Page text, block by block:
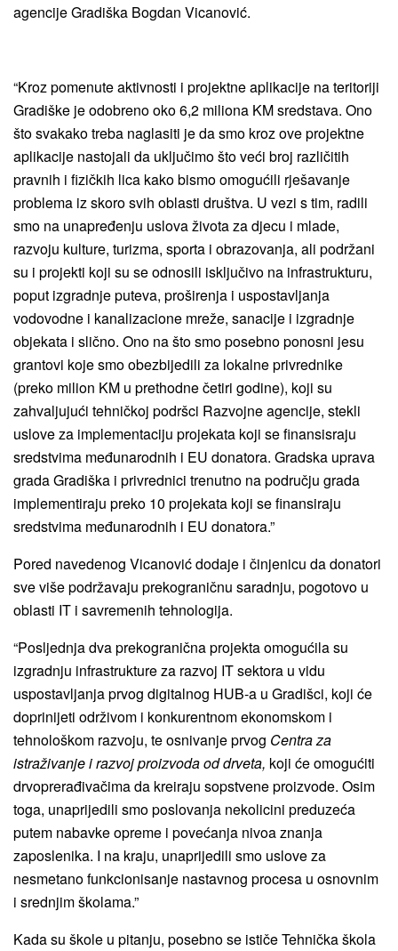
agencije Gradiška Bogdan Vicanović.
“Kroz pomenute aktivnosti i projektne aplikacije na teritoriji
Gradiške je odobreno oko 6,2 miliona KM sredstava. Ono
što svakako treba naglasiti je da smo kroz ove projektne
aplikacije nastojali da uključimo što veći broj različitih
pravnih i fizičkih lica kako bismo omogućili rješavanje
problema iz skoro svih oblasti društva. U vezi s tim, radili
smo na unapređenju uslova života za djecu i mlade,
razvoju kulture, turizma, sporta i obrazovanja, ali podržani
su i projekti koji su se odnosili isključivo na infrastrukturu,
poput izgradnje puteva, proširenja i uspostavljanja
vodovodne i kanalizacione mreže, sanacije i izgradnje
objekata i slično. Ono na što smo posebno ponosni jesu
grantovi koje smo obezbijedili za lokalne privrednike
(preko milion KM u prethodne četiri godine), koji su
zahvaljujući tehničkoj podršci Razvojne agencije, stekli
uslove za implementaciju projekata koji se finansisraju
sredstvima međunarodnih i EU donatora. Gradska uprava
grada Gradiška i privrednici trenutno na području grada
implementiraju preko 10 projekata koji se finansiraju
sredstvima međunarodnih i EU donatora.”
Pored navedenog Vicanović dodaje i činjenicu da donatori
sve više podržavaju prekograničnu saradnju, pogotovo u
oblasti IT i savremenih tehnologija.
“Posljednja dva prekogranična projekta omogućila su
izgradnju infrastrukture za razvoj IT sektora u vidu
uspostavljanja prvog digitalnog HUB-a u Gradišci, koji će
doprinijeti održivom i konkurentnom ekonomskom i
tehnološkom razvoju, te osnivanje prvog Centra za
istraživanje i razvoj proizvoda od drveta, koji će omogućiti
drvoprerađivačima da kreiraju sopstvene proizvode. Osim
toga, unaprijedili smo poslovanja nekolicini preduzeća
putem nabavke opreme i povećanja nivoa znanja
zaposlenika. I na kraju, unaprijedili smo uslove za
nesmetano funkcionisanje nastavnog procesa u osnovnim
i srednjim školama.”
Kada su škole u pitanju, posebno se ističe Tehnička škola